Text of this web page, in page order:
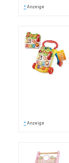
* Anzeige
* Anzeige